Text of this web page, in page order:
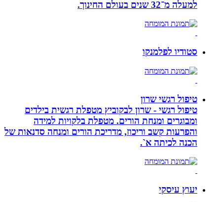
למעלה מ־32 שנים בעולם החינוך.
סטודיו לפלמנקו
טיפול רגשי שרון
טיפול רגשי - שרון לבקוביץ מטפלת רגשית בילדים
ומבוגרים ומנחת הורים. מטפלת בלקויות למידה
והפרעות קשב וריכוז, מדריכת הורים ומנחה סדנאות של
הכנה לכיתה א`.
יעוץ עיסקי